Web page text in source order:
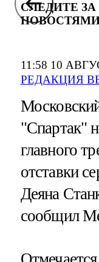
11:58 10
РЕДАКЦИЯ
СЛЕДИТЕ ЗА
"Спартак"
главного
отставки
Деяна
сообщил